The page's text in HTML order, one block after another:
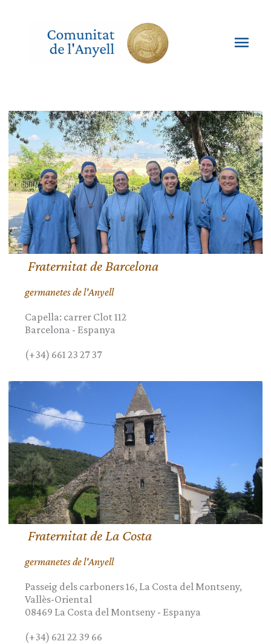
Fraternitat de Barcelona
germanetes de l'Anyell
Capella: carrer Clot 112
Barcelona - Espanya
(+34) 661 23 27 37
Fraternitat de La Costa
germanetes de l'Anyell
Passeig dels carboners 16, La Costa del Montseny,
Vallès-Oriental
08469 La Costa del Montseny - Espanya
(+34) 621 22 39 66